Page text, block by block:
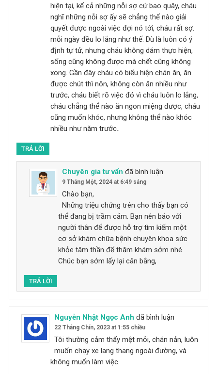
hiện tại, kể cả những nỗi sợ cứ bao quây, cháu
nghĩ những nỗi sợ ấy sẽ chẳng thể nào giải
quyết được ngoài việc đợi nó tới, cháu rất sợ.
mỗi ngày đều lo lắng như thế. Dù là luôn có ý
định tự tử, nhưng cháu không dám thực hiện,
sống cũng không được mà chết cũng không
xong. Gần đây cháu có biểu hiện chán ăn, ăn
được chút thì nôn, không còn ăn nhiều như
trước, cháu biết rõ việc đó vì cháu luôn lo lắng,
cháu chẳng thể nào ăn ngon miệng được, cháu
cũng muốn khóc, nhưng không thể nào khóc
nhiều như năm trước..
TRẢ LỜI
Chuyên gia tư vấn đã bình luận
9 Tháng Một, 2024 at 6:49 sáng
Chào bạn,
Những triệu chứng trên cho thấy bạn có
thể đang bị trầm cảm. Bạn nên báo với
người thân để được hỗ trợ tìm kiếm một
cơ sở khám chữa bệnh chuyên khoa sức
khỏe tâm thần để thăm khám sớm nhé.
Chúc bạn sớm lấy lại cân bằng,
TRẢ LỜI
Nguyễn Nhật Ngọc Anh đã bình luận
22 Tháng Chín, 2023 at 1:55 chiều
Tôi thường cảm thấy mệt mỏi, chán nản, luôn
muốn chạy xe lang thang ngoài đường, và
không muốn làm việc.